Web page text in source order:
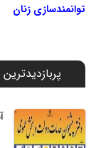
توانمندسازی زنان
پربازدیدترین